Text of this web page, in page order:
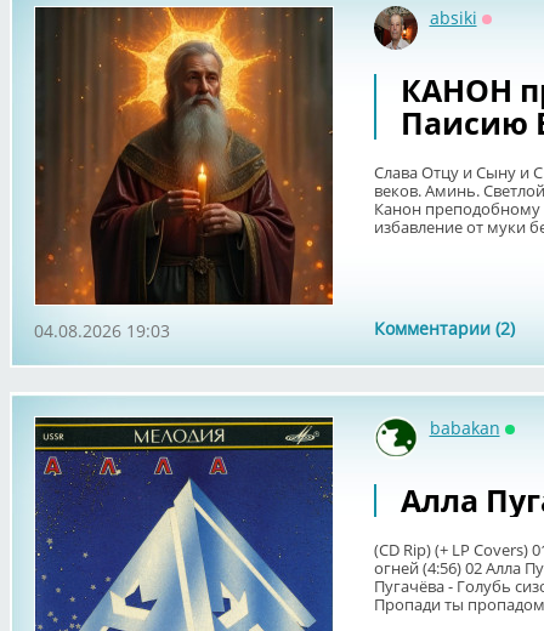
absiki
КАНОН
Паисию
Слава Отцу и Сыну и
веков. Аминь.
Канон
избавление от муки
Комментарии (2)
04.08.2026 19:03
babakan
Алла
(CD Rip) (+ LP
огней (4:56) 02 Алла
Пугачёва - Голубь
Пропади ты